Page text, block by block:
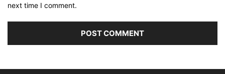
next time I comment.